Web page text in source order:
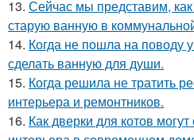
13. Сейчас мы представим,
старую ванную в
14. Когда не пошла на поводу
сделать ванную для души.
15. Когда решила не тратить
интерьера и ремонтников.
16. Как дверки для котов